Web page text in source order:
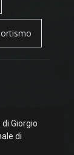
Giorgio
di